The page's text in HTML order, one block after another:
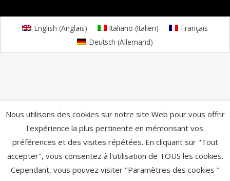
Nous utilisons des cookies sur notre site Web pour vous offrir
l'expérience la plus pertinente en mémorisant vos
préférences et des visites répétées. En cliquant sur "Tout
accepter", vous consentez à l'utilisation de TOUS les cookies.
Cependant, vous pouvez visiter "Paramètres des cookies "
English (Anglais) Italiano (Italien)
Français
Deutsch (Allemand)